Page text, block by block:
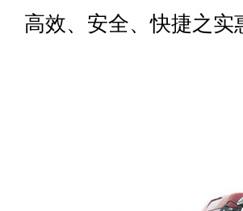
高效、安全、快捷之实